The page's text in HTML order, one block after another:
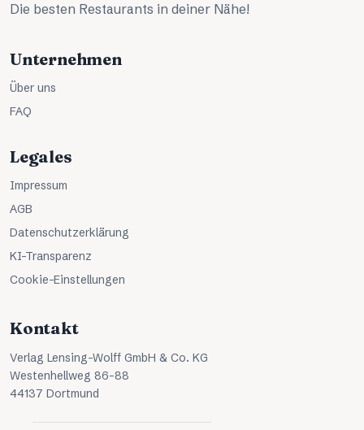
Die besten Restaurants in deiner Nähe!
Unternehmen
Über uns
FAQ
Legales
Impressum
AGB
Datenschutzerklärung
KI-Transparenz
Cookie-Einstellungen
Kontakt
Verlag Lensing-Wolff GmbH & Co. KG
Westenhellweg 86-88
44137 Dortmund